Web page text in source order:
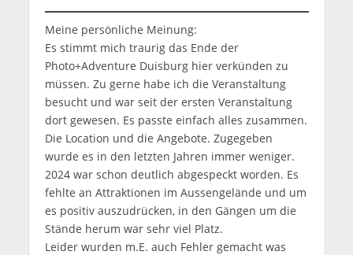
Meine persönliche Meinung:
Es stimmt mich traurig das Ende der
Photo+Adventure Duisburg hier verkünden zu
müssen. Zu gerne habe ich die Veranstaltung
besucht und war seit der ersten Veranstaltung
dort gewesen. Es passte einfach alles zusammen.
Die Location und die Angebote. Zugegeben
wurde es in den letzten Jahren immer weniger.
2024 war schon deutlich abgespeckt worden. Es
fehlte an Attraktionen im Aussengelände und um
es positiv auszudrücken, in den Gängen um die
Stände herum war sehr viel Platz.
Leider wurden m.E. auch Fehler gemacht was